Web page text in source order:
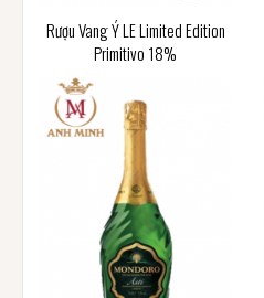
Rượu Vang Ý LE Limited Edition
Primitivo 18%